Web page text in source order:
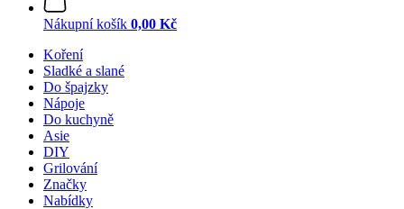
Nákupní košík 0,00 Kč
Koření
Sladké a slané
Do špajzky
Nápoje
Do kuchyně
Asie
DIY
Grilování
Značky
Nabídky